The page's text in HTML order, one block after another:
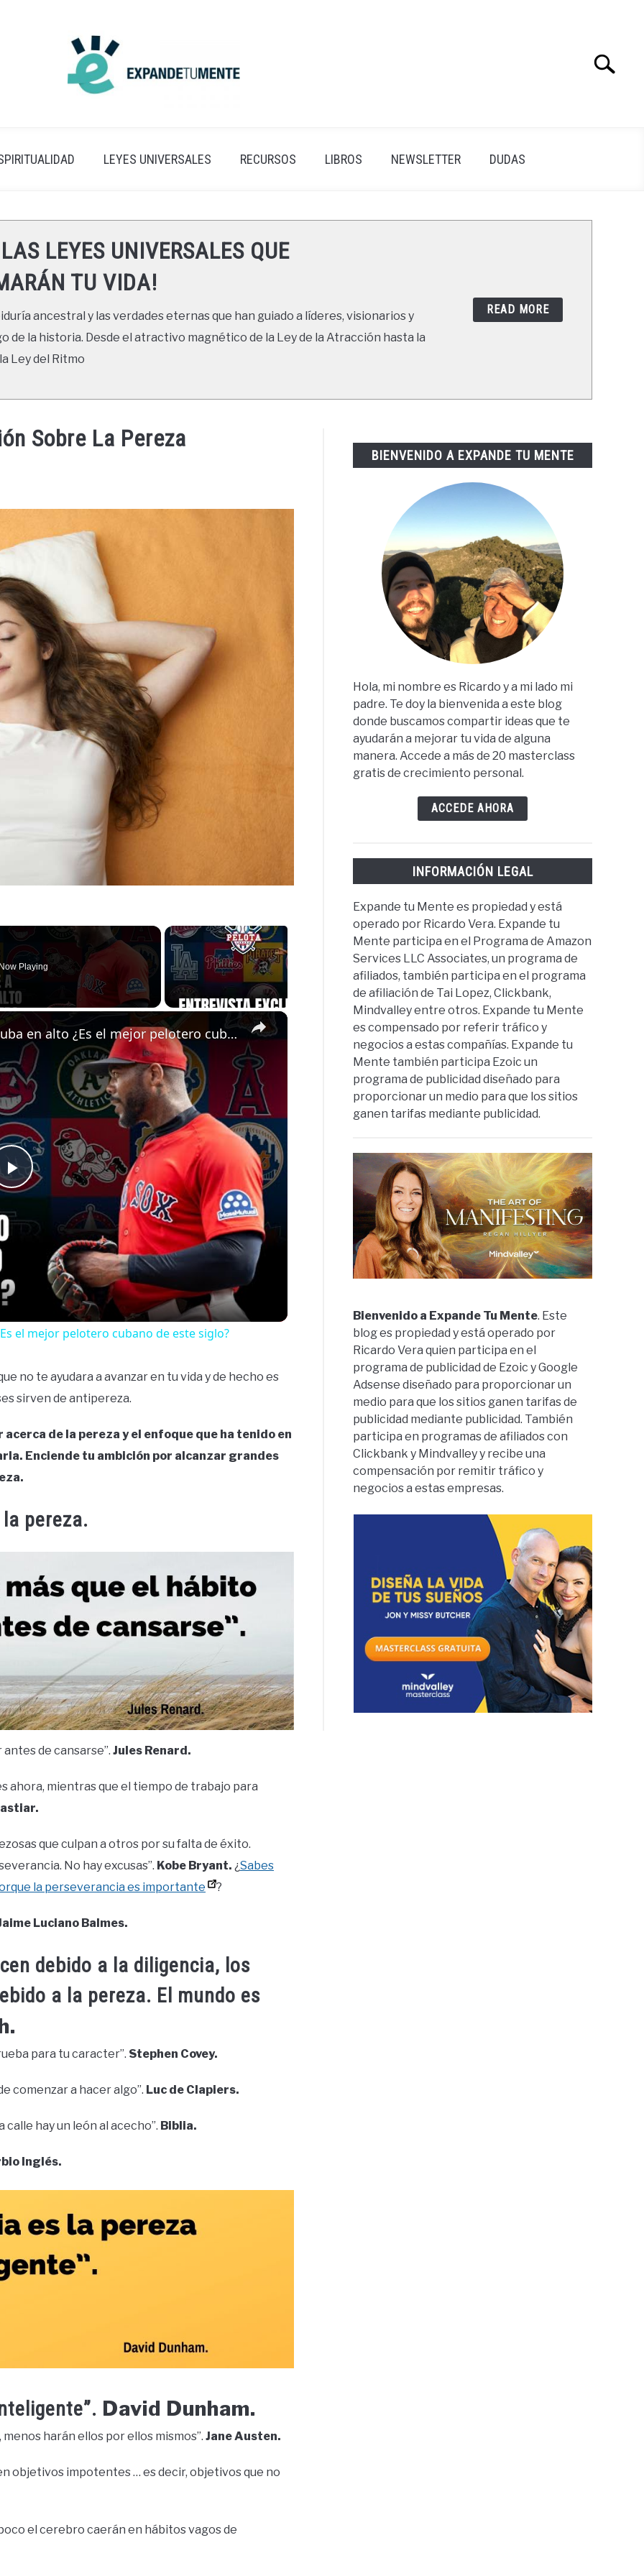
Search
LEYES UNIVERSALES RECURSOS LIBROS NEWSLETTER DUDAS
LEYES UNIVERSALES QUE
TU VIDA!
ancestral y las verdades eternas que han guiado a líderes, visionarios y
de la historia. Desde el atractivo magnético de la Ley de la Atracción hasta la
Ley del Ritmo
READ MORE
Sobre La Pereza
Playing
×
Play
Video
Aroldis Chapman vuelve a poner a Cuba en alto ¿Es el mejor pelotero cubano de este siglo?
el mejor pelotero cubano de este siglo?
no te ayudara a avanzar en tu vida y de hecho es
sirven de antipereza.
de la pereza y el enfoque que ha tenido en
Enciende tu ambición por alcanzar grandes
pereza.
antes de cansarse”. Jules Renard.
ahora, mientras que el tiempo de trabajo para
que culpan a otros por su falta de éxito.
No hay excusas”. Kobe Bryant. ¿Sabes
la perseverancia es importante
?
Luciano Balmes.
debido a la diligencia, los
a la pereza. El mundo es
para tu caracter”. Stephen Covey.
comenzar a hacer algo”. Luc de Clapiers.
hay un león al acecho”. Biblia.
Inglés.
David Dunham.
harán ellos por ellos mismos”. Jane Austen.
objetivos impotentes … es decir, objetivos que no
el cerebro caerán en hábitos vagos de
BIENVENIDO A EXPANDE TU MENTE
Hola, mi nombre es Ricardo y a mi lado mi
padre. Te doy la bienvenida a este blog
donde buscamos compartir ideas que te
ayudarán a mejorar tu vida de alguna
manera. Accede a más de 20 masterclass
gratis de crecimiento personal.
ACCEDE AHORA
INFORMACIÓN LEGAL
Expande tu Mente es propiedad y está
operado por Ricardo Vera. Expande tu
Mente participa en el Programa de Amazon
Services LLC Associates, un programa de
afiliados, también participa en el programa
de afiliación de Tai Lopez, Clickbank,
Mindvalley entre otros. Expande tu Mente
es compensado por referir tráfico y
negocios a estas compañías. Expande tu
Mente también participa Ezoic un
programa de publicidad diseñado para
proporcionar un medio para que los sitios
ganen tarifas mediante publicidad.
Bienvenido a Expande Tu Mente. Este
blog es propiedad y está operado por
Ricardo Vera quien participa en el
programa de publicidad de Ezoic y Google
Adsense diseñado para proporcionar un
medio para que los sitios ganen tarifas de
publicidad mediante publicidad. También
participa en programas de afiliados con
Clickbank y Mindvalley y recibe una
compensación por remitir tráfico y
negocios a estas empresas.